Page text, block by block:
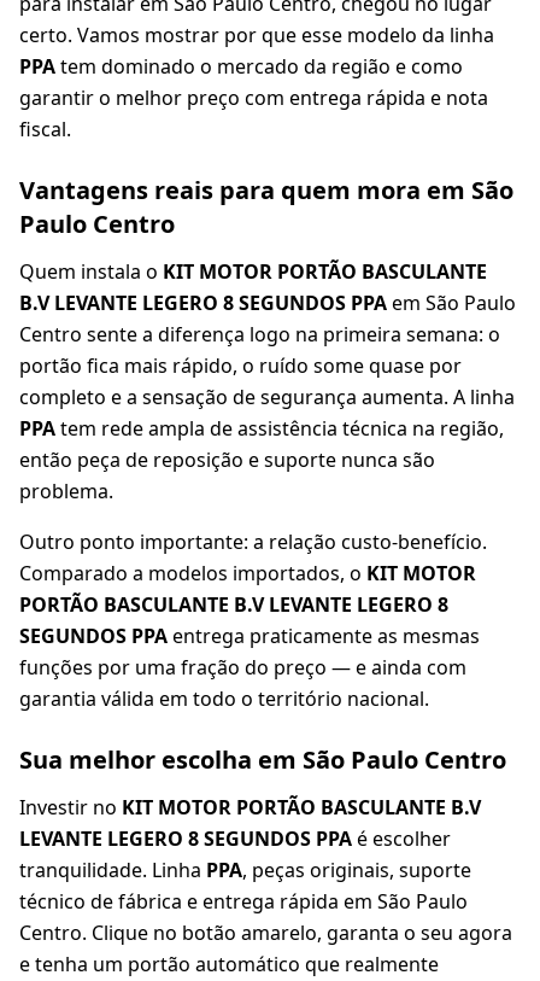
certo. Vamos mostrar por que esse modelo da linha
PPAtem dominado o mercado da região e como
garantir o melhor preço com entrega rápida e nota
fiscal.
Vantagens reais para quem mora em São
Paulo Centro
Quem instala o KIT MOTOR PORTÃO BASCULANTE
B.V LEVANTE LEGERO 8 SEGUNDOS PPAem São Paulo
Centro sente a diferença logo na primeira semana: o
portão fica mais rápido, o ruído some quase por
completo e a sensação de segurança aumenta. A linha
PPAtem rede ampla de assistência técnica na região,
então peça de reposição e suporte nunca são
problema.
Outro ponto importante: a relação custo-benefício.
Comparado a modelos importados, o KIT MOTOR
PORTÃO BASCULANTE B.V LEVANTE LEGERO 8
SEGUNDOS PPAentrega praticamente as mesmas
funções por uma fração do preço — e ainda com
garantia válida em todo o território nacional.
Sua melhor escolha em São Paulo Centro
Investir no KIT MOTOR PORTÃO BASCULANTE B.V
LEVANTE LEGERO 8 SEGUNDOS PPAé escolher
tranquilidade. Linha PPA, peças originais, suporte
técnico de fábrica e entrega rápida em São Paulo
Centro. Clique no botão amarelo, garanta o seu agora
e tenha um portão automático que realmente